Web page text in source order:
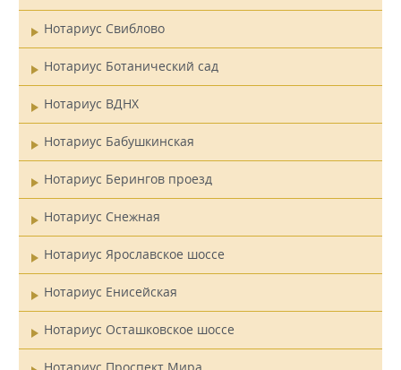
Нотариус Свиблово
Нотариус Ботанический сад
Нотариус ВДНХ
Нотариус Бабушкинская
Нотариус Берингов проезд
Нотариус Снежная
Нотариус Ярославское шоссе
Нотариус Енисейская
Нотариус Осташковское шоссе